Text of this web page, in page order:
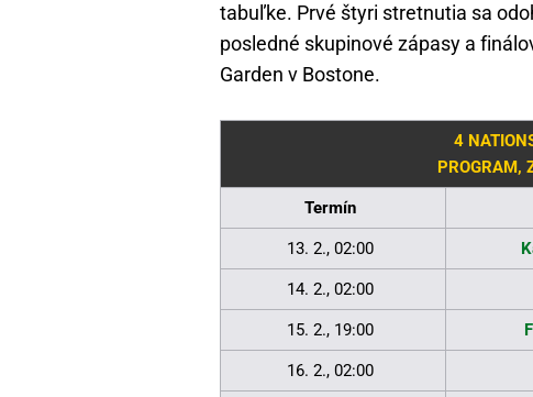
tabuľke. Prvé štyri stretnutia sa
posledné skupinové zápasy a
Garden v Bostone.
4
PROGRAM,
Termín
13. 2., 02:00
14. 2., 02:00
15. 2., 19:00
16. 2., 02:00